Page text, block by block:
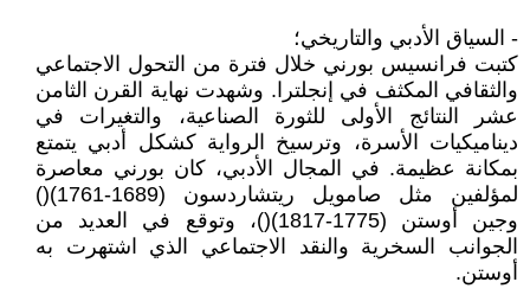
- السياق الأدبي والتاريخي؛
كتبت فرانسيس بورني خلال فترة من التحول الاجتماعي
والثقافي المكثف في إنجلترا. وشهدت نهاية القرن الثامن
عشر النتائج الأولى للثورة الصناعية، والتغيرات في
ديناميكيات الأسرة، وترسيخ الرواية كشكل أدبي يتمتع
بمكانة عظيمة. في المجال الأدبي، كان بورني معاصرة
لمؤلفين مثل صامويل ريتشاردسون (1689-1761)()
وجين أوستن (1775-1817)()، وتوقع في العديد من
الجوانب السخرية والنقد الاجتماعي الذي اشتهرت به
أوستن.